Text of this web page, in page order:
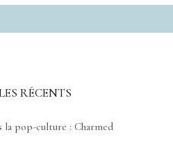
RÉCENTS
la pop-culture : Charmed